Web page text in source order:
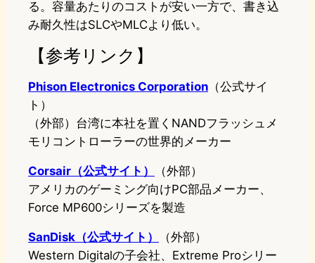
る。容量あたりのコストが安い一方で、書き込
み耐久性はSLCやMLCより低い。
【参考リンク】
Phison Electronics Corporation （公式サイ
ト）
（外部）台湾に本社を置くNANDフラッシュメ
モリコントローラーの世界的メーカー
Corsair（公式サイト）
（外部）
アメリカのゲーミング向けPC部品メーカー、
Force MP600シリーズを製造
SanDisk（公式サイト）
（外部）
Western Digitalの子会社、Extreme Proシリー